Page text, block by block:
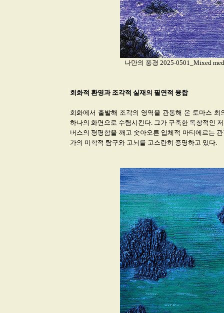
나만의 풍경 2025-0501_Mixed
회화적 환영과 조각적 실재의 필연적 융합
회화에서 출발해 조각의 영역을 관통해 온 토마스
하나의 화면으로 수렴시킨다. 그가 구축한 독창적인
버스의 평평함을 깨고 솟아오른 입체적 마티에르는
가의 미학적 탐구와 고뇌를 고스란히 증명하고 있다.